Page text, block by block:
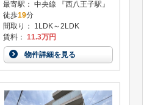
最寄駅： 中央線 『西八王子駅』
徒歩19分
間取り： 1LDK～2LDK
賃料： 11.3万円
物件詳細を見る